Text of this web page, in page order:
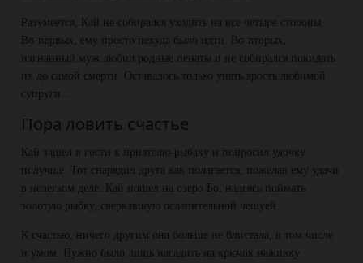
Разумеется, Кай не собирался уходить на все четыре стороны.
Во-первых, ему просто некуда было идти. Во-вторых,
изгнанный муж любил родные пенаты и не собирался покидать
их до самой смерти. Оставалось только унять ярость любимой
супруги…
Пора ловить счастье
Кай зашел в гости к приятелю-рыбаку и попросил удочку
получше. Тот снарядил друга как полагается, пожелав ему удачи
в нелегком деле. Кай пошел на озеро Бо, надеясь поймать
золотую рыбку, сверкавшую ослепительной чешуей.
К счастью, ничего другим она больше не блистала, в том числе
и умом. Нужно было лишь насадить на крючок наживку